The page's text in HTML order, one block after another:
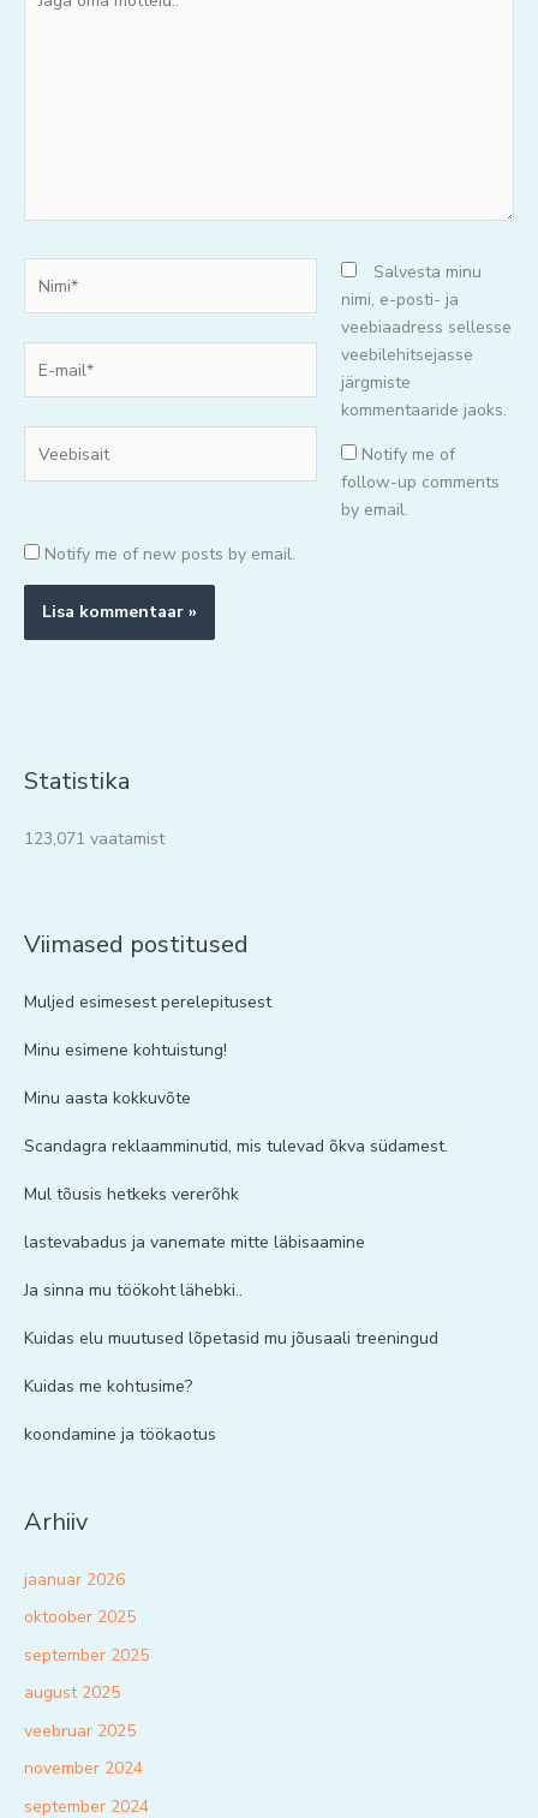
oma
mail*
Salvesta minu
nimi, e-posti- ja
veebiaadress sellesse
veebilehitsejasse
järgmiste
kommentaaride jaoks.
Notify me of
follow-up comments
by email.
Notify me of new posts by email.
Statistika
123,071 vaatamist
Viimased postitused
Muljed esimesest perelepitusest
Minu esimene kohtuistung!
Minu aasta kokkuvõte
Scandagra reklaamminutid, mis tulevad õkva südamest.
Mul tõusis hetkeks vererõhk
lastevabadus ja vanemate mitte läbisaamine
Ja sinna mu töökoht lähebki..
Kuidas elu muutused lõpetasid mu jõusaali treeningud
Kuidas me kohtusime?
koondamine ja töökaotus
Arhiiv
jaanuar 2026
oktoober 2025
september 2025
august 2025
veebruar 2025
november 2024
september 2024